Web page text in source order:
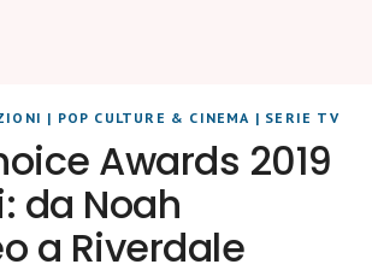
| POP CULTURE & CINEMA | SERIE TV
Awards 2019
da Noah
a Riverdale